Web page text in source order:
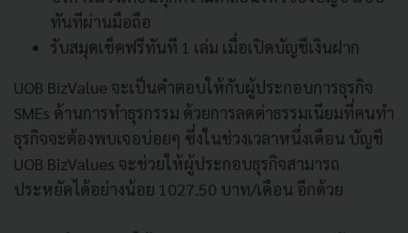
ทันทีผ่านมือถือ
รับสมุดเช็คฟรีทันที 1 เล่ม เมื่อเปิดบัญชีเงินฝาก
UOB BizValue จะเป็นคำตอบให้กับผู้ประกอบการธุรกิจ
SMEs ด้านการทำธุรกรรม ด้วยการลดค่าธรรมเนียมที่คนทำ
ธุรกิจจะต้องพบเจอบ่อยๆ ซึ่งในช่วงเวลาหนึ่งเดือน บัญชี
UOB BizValues จะช่วยให้ผู้ประกอบธุรกิจสามารถ
ประหยัดได้อย่างน้อย 1027.50 บาท/เดือน อีกด้วย